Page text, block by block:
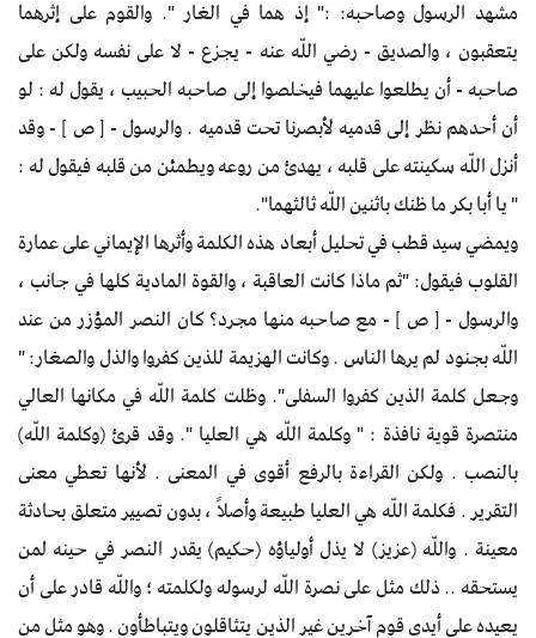
مشهد الرسول وصاحبه: :" إذ هما في الغار ". والقوم على إثرهما
يتعقبون ، والصديق - رضي اللّه عنه - يجزع - لا على نفسه ولكن على
صاحبه - أن يطلعوا عليهما فيخلصوا إلى صاحبه الحبيب ، يقول له : لو
أن أحدهم نظر إلى قدميه لأبصرنا تحت قدميه . والرسول - [ ص ] - وقد
أنزل اللّه سكينته على قلبه ، يهدئ من روعه ويطمئن من قلبه فيقول له :
" يا أبا بكر ما ظنك باثنين اللّه ثالثهما".
ويمضي سيد قطب في تحليل أبعاد هذه الكلمة وأثرها الإيماني على عمارة
القلوب فيقول: "ثم ماذا كانت العاقبة ، والقوة المادية كلها في جانب ،
والرسول - [ ص ] - مع صاحبه منها مجرد؟ كان النصر المؤزر من عند
اللّه بجنود لم يرها الناس . وكانت الهزيمة للذين كفروا والذل والصغار: "
وجعل كلمة الذين كفروا السفلى". وظلت كلمة اللّه في مكانها العالي
منتصرة قوية نافذة : " وكلمة اللّه هي العليا ". وقد قرئ (وكلمة اللّه)
بالنصب . ولكن القراءة بالرفع أقوى في المعنى . لأنها تعطي معنى
التقرير . فكلمة اللّه هي العليا طبيعة وأصلاً ، بدون تصيير متعلق بحادثة
معينة . واللّه (عزيز) لا يذل أولياؤه (حكيم) يقدر النصر في حينه لمن
يستحقه .. ذلك مثل على نصرة اللّه لرسوله ولكلمته ؛ واللّه قادر على أن
يعيده على أيدي قوم آخرين غير الذين يتثاقلون ويتباطأون . وهو مثل من